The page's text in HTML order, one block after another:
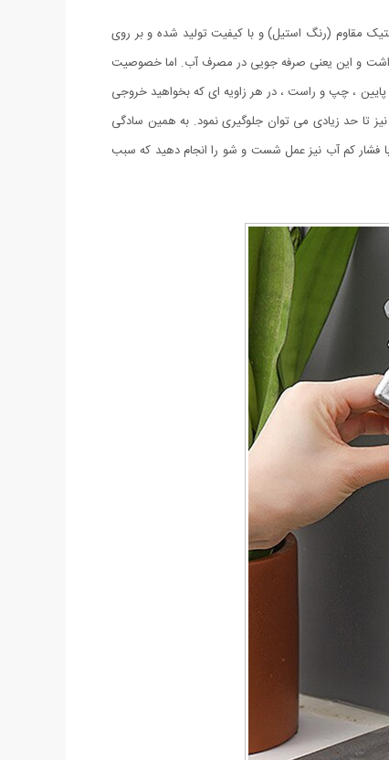
مقاوم (رنگ استیل) و با کیفیت تولید شده و بر روی
داشت و این یعنی صرفه جویی در مصرف آب. اما خصوصیت
باشید ، بالا ، پایین ، چپ و راست ، در هر زاویه ای که بخواهید خروجی
تا حد زیادی می توان جلوگیری نمود. به همین سادگی
فشار کم آب نیز عمل شست و شو را انجام دهید که سبب